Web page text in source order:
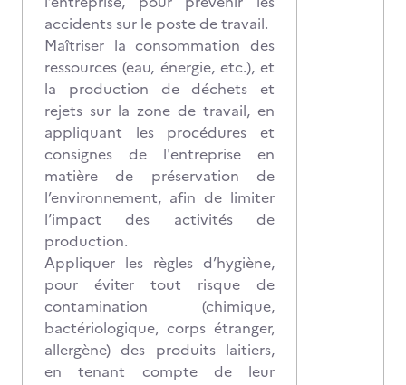
accidents sur le poste de travail.
Maîtriser la consommation des
ressources (eau, énergie, etc.), et
la production de déchets et
rejets sur la zone de travail, en
appliquant les procédures et
consignes de l'entreprise en
matière de préservation de
l’environnement, afin de limiter
l’impact des activités de
production.
Appliquer les règles d’hygiène,
pour éviter tout risque de
contamination (chimique,
bactériologique, corps étranger,
allergène) des produits laitiers,
en tenant compte de leur